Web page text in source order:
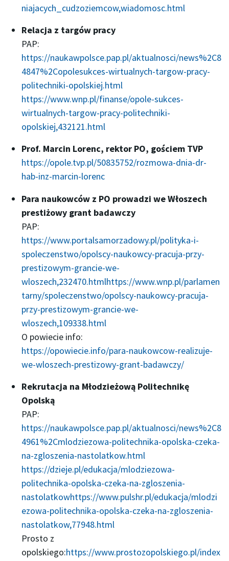
niajacych_cudzoziemcow,wiadomosc.html
Relacja z targów pracy
PAP:
https://naukawpolsce.pap.pl/aktualnosci/news%2C8
4847%2Copolesukces-wirtualnych-targow-pracy-
politechniki-opolskiej.html
https://www.wnp.pl/finanse/opole-sukces-
wirtualnych-targow-pracy-politechniki-
opolskiej,432121.html
Prof. Marcin Lorenc, rektor PO, gościem TVP
https://opole.tvp.pl/50835752/rozmowa-dnia-dr-
hab-inz-marcin-lorenc
Para naukowców z PO prowadzi we Włoszech
prestiżowy grant badawczy
PAP:
https://www.portalsamorzadowy.pl/polityka-i-
spoleczenstwo/opolscy-naukowcy-pracuja-przy-
prestizowym-grancie-we-
wloszech,232470.htmlhttps://www.wnp.pl/parlamen
tarny/spoleczenstwo/opolscy-naukowcy-pracuja-
przy-prestizowym-grancie-we-
wloszech,109338.html
O powiecie info:
https://opowiecie.info/para-naukowcow-realizuje-
we-wloszech-prestizowy-grant-badawczy/
Rekrutacja na Młodzieżową Politechnikę
Opolską
PAP:
https://naukawpolsce.pap.pl/aktualnosci/news%2C8
4961%2Cmlodziezowa-politechnika-opolska-czeka-
na-zgloszenia-nastolatkow.html
https://dzieje.pl/edukacja/mlodziezowa-
politechnika-opolska-czeka-na-zgloszenia-
nastolatkowhttps://www.pulshr.pl/edukacja/mlodzi
ezowa-politechnika-opolska-czeka-na-zgloszenia-
nastolatkow,77948.html
Prosto z
opolskiego:https://www.prostozopolskiego.pl/index